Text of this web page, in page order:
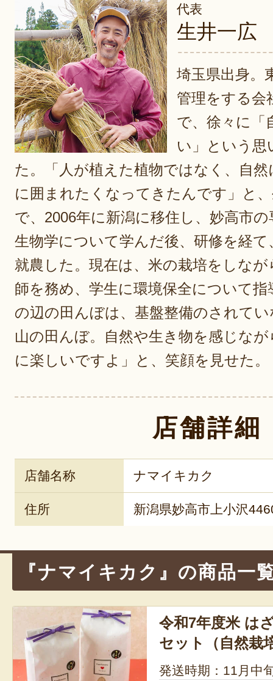
代表
生井一広
埼玉県出身。
管理をする会
で、徐々に「
い」という思
た。「人が植えた植物ではなく、自
に囲まれたくなってきたんです」と
で、2006年に新潟に移住し、妙高市
生物学について学んだ後、研修を経
就農した。現在は、米の栽培をしな
師を務め、学生に環境保全について
の辺の田んぼは、基盤整備のされて
山の田んぼ。自然や生き物を感じな
に楽しいですよ」と、笑顔を見せた。
店舗詳細
店舗名称 ナマイキカク
住所 新潟県妙高市上小沢
『ナマイキカク』の商品一
令和7年度米 は
セット（自然栽
発送時期：11月中